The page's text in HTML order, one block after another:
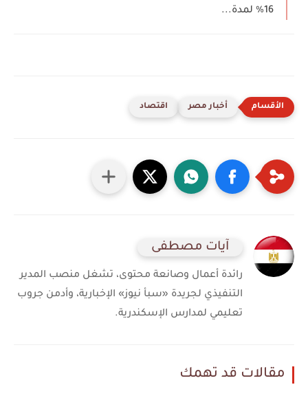
16% لمدة...
أخبار مصر اقتصاد
آيات مصطفى
رائدة أعمال وصانعة محتوى، تشغل منصب المدير
التنفيذي لجريدة «سبأ نيوز» الإخبارية، وأدمن جروب
تعليمي لمدارس الإسكندرية.
مقالات قد تهمك